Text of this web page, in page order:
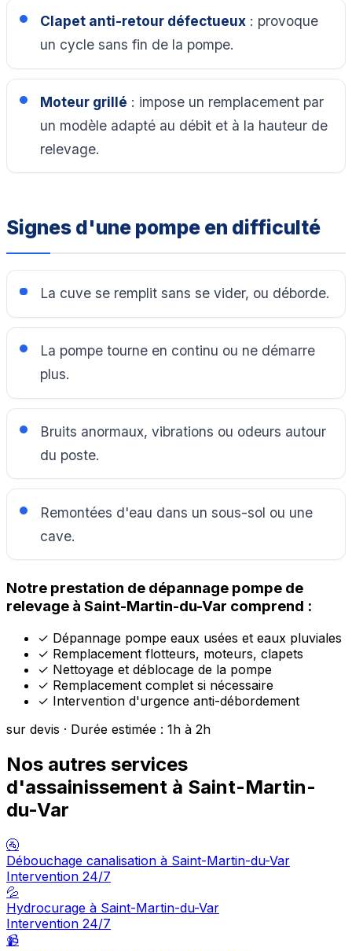
Clapet anti-retour défectueux: provoque
un cycle sans fin de la pompe.
Moteur grillé : impose un remplacement par
un modèle adapté au débit et à la hauteur de
relevage.
Signes d'une pompe en difficulté
La cuve se remplit sans se vider, ou déborde.
La pompe tourne en continu ou ne démarre
plus.
Bruits anormaux, vibrations ou odeurs autour
du poste.
Remontées d'eau dans un sous-sol ou une
cave.
Notre prestation de dépannage pompe de
relevage à Saint-Martin-du-Var comprend :
✓ Dépannage pompe eaux usées et eaux pluviales
✓ Remplacement flotteurs, moteurs, clapets
✓ Nettoyage et déblocage de la pompe
✓ Remplacement complet si nécessaire
✓ Intervention d'urgence anti-débordement
sur devis · Durée estimée : 1h à 2h
Nos autres services
d'assainissement à Saint-Martin-
du-Var
🚰
Débouchage canalisation à Saint-Martin-du-Var
Intervention 24/7
💦
Hydrocurage à Saint-Martin-du-Var
Intervention 24/7
📹